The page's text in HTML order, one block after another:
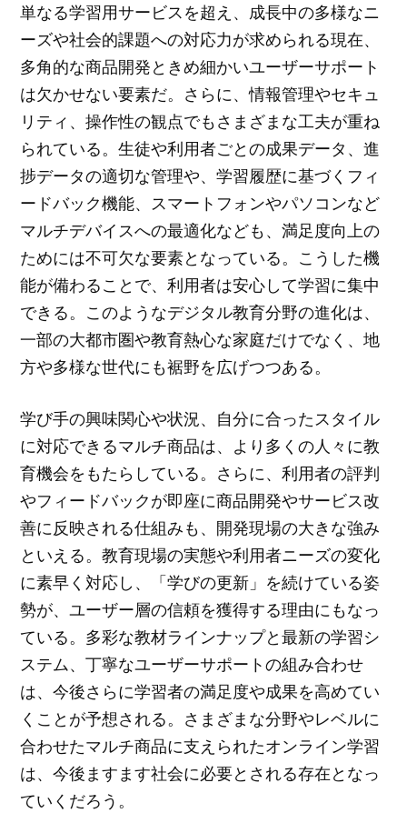
単なる学習用サービスを超え、成長中の多様なニ
ーズや社会的課題への対応力が求められる現在、
多角的な商品開発ときめ細かいユーザーサポート
は欠かせない要素だ。さらに、情報管理やセキュ
リティ、操作性の観点でもさまざまな工夫が重ね
られている。生徒や利用者ごとの成果データ、進
捗データの適切な管理や、学習履歴に基づくフィ
ードバック機能、スマートフォンやパソコンなど
マルチデバイスへの最適化なども、満足度向上の
ためには不可欠な要素となっている。こうした機
能が備わることで、利用者は安心して学習に集中
できる。このようなデジタル教育分野の進化は、
一部の大都市圏や教育熱心な家庭だけでなく、地
方や多様な世代にも裾野を広げつつある。
学び手の興味関心や状況、自分に合ったスタイル
に対応できるマルチ商品は、より多くの人々に教
育機会をもたらしている。さらに、利用者の評判
やフィードバックが即座に商品開発やサービス改
善に反映される仕組みも、開発現場の大きな強み
といえる。教育現場の実態や利用者ニーズの変化
に素早く対応し、「学びの更新」を続けている姿
勢が、ユーザー層の信頼を獲得する理由にもなっ
ている。多彩な教材ラインナップと最新の学習シ
ステム、丁寧なユーザーサポートの組み合わせ
は、今後さらに学習者の満足度や成果を高めてい
くことが予想される。さまざまな分野やレベルに
合わせたマルチ商品に支えられたオンライン学習
は、今後ますます社会に必要とされる存在となっ
ていくだろう。